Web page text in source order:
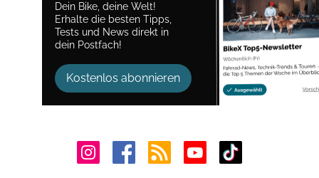
Dein Bike, deine Welt!
Erhalte die besten Tipps,
Tests und News direkt in
dein Postfach!
Kostenlos abonnieren